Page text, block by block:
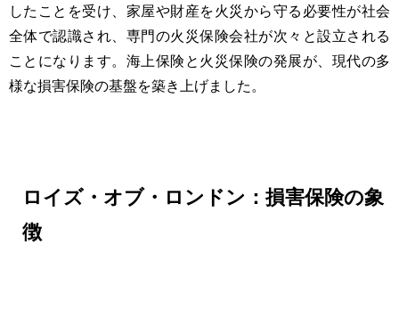
したことを受け、家屋や財産を火災から守る必要性が社会
全体で認識され、専門の火災保険会社が次々と設立される
ことになります。海上保険と火災保険の発展が、現代の多
様な損害保険の基盤を築き上げました。
ロイズ・オブ・ロンドン：損害保険の象
徴